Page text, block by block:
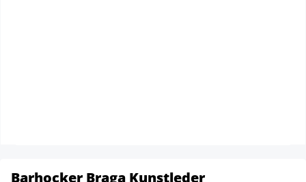
Barhocker Braga Kunstleder